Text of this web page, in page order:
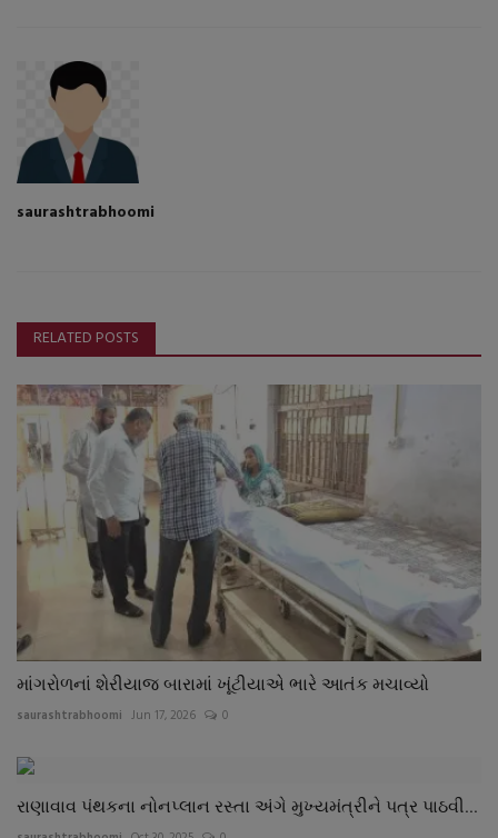
saurashtrabhoomi
RELATED POSTS
માંગરોળનાં શેરીયાજ બારામાં ખૂંટીયાએ ભારે આતંક મચાવ્યો
saurashtrabhoomi Jun 17, 2026 0
રાણાવાવ પંથકના નોનપ્લાન રસ્તા અંગે મુખ્યમંત્રીને પત્ર પાઠવી...